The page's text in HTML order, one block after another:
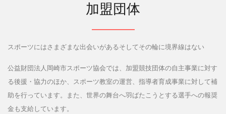
加盟団体
スポーツにはさまざまな出会いがあるそしてその輪に境界線はない
公益財団法人岡崎市スポーツ協会では、加盟競技団体の自主事業に対す
る後援・協力のほか、スポーツ教室の運営、指導者育成事業に対して補
助を行っています。また、世界の舞台へ羽ばたこうとする選手への報奨
金も支給しています。